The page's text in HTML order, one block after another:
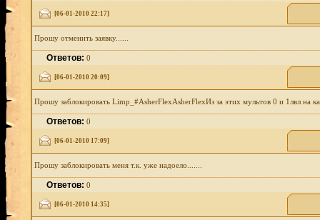
[06-01-2010 22:17]
Прошу отменить заявку......
Ответов:0
[06-01-2010 20:09]
Прошу заблокировать Limp_#AsherFlexAsherFlexИз за этих мультов 0 и 1лвл на
Ответов:0
[06-01-2010 17:09]
Прошу заблокировать меня т.к. уже надоело.......
Ответов:0
[06-01-2010 14:35]